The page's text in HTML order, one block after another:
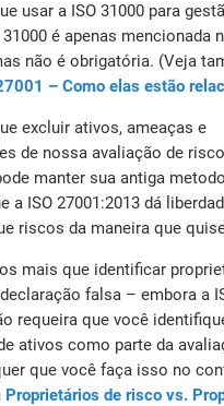
usar a ISO 31000 para
é apenas mencionada
não é obrigatória. (Veja
– Como elas estão
excluir ativos, ameaças e
de nossa avaliação de
manter sua antiga
a ISO 27001:2013 dá
riscos da maneira que
mais que identificar
falsa – embora a
requeira que você
ativos como parte da
que você faça isso no
Proprietários de risco vs.